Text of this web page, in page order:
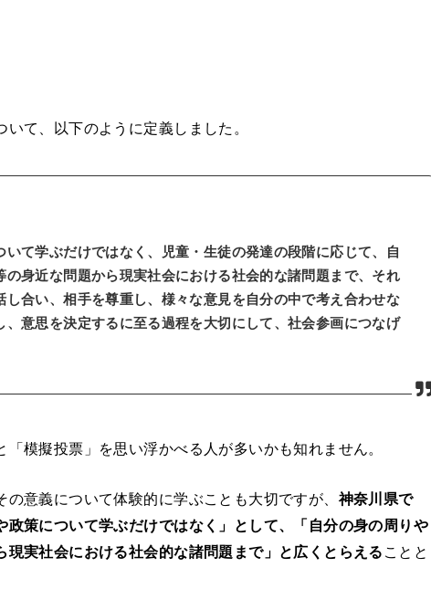
て、以下のように定義しました。
て学ぶだけではなく、児童・生徒の発達の段階に応じて、自
身近な問題から現実社会における社会的な諸問題まで、それ
し合い、相手を尊重し、様々な意見を自分の中で考え合わせな
意思を決定するに至る過程を大切にして、社会参画につなげ
「模擬投票」を思い浮かべる人が多いかも知れません。
の意義について体験的に学ぶことも大切ですが、神奈川県で
政策について学ぶだけではなく」として、「自分の身の周りや
実社会における社会的な諸問題まで」と広くとらえる ことと